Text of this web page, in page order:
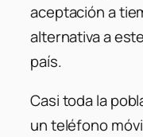
aceptación a
alternativa a
país.
Casi toda la
un teléfono